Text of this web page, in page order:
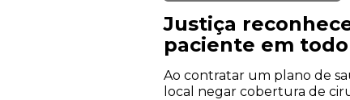
Justiça
paciente em
Ao contratar um plano de
local negar cobertura de